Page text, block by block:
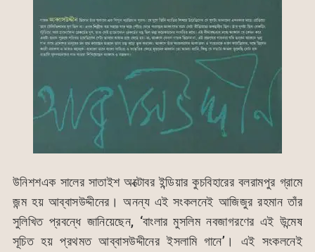
উনিশশএক সালের সাতাইশ অক্টোবর ইন্ডিয়ার কুচবিহারের বলরামপুর গ্রামে
জন্ম হয় আব্বাসউদ্দীনের। অনন্য এই সংকলনেই আজিজুর রহমান তাঁর
সুলিখিত প্রবন্ধে জানিয়েছেন, ‘বাংলার মুসলিম নবজাগরণের এই উন্মেষ
সূচিত হয় প্রথমত আব্বাসউদ্দীনের ইসলামি গানে’। এই সংকলনেই